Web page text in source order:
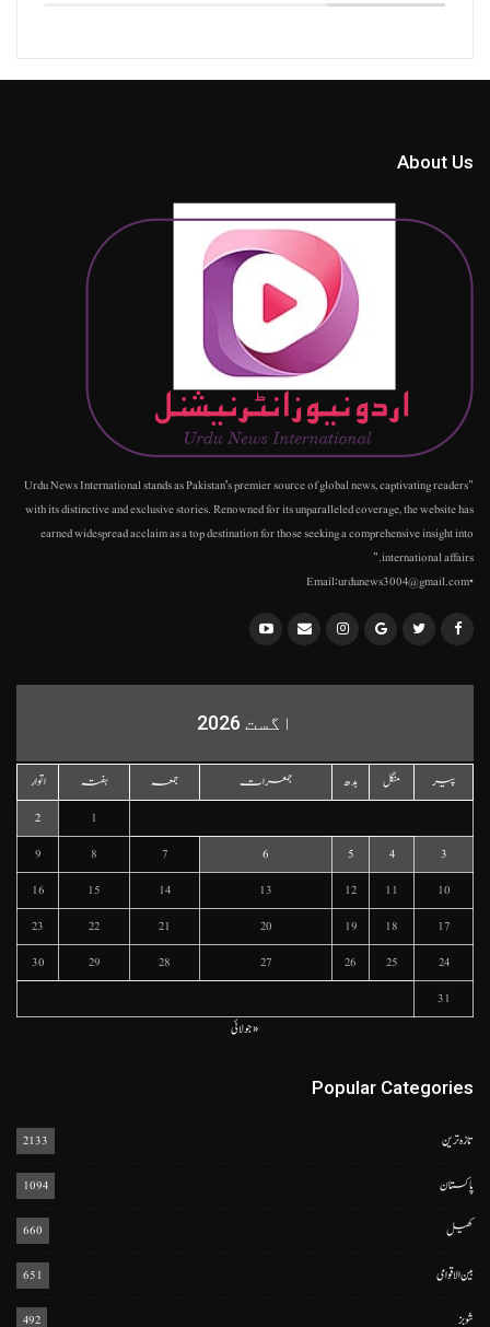
About Us
"Urdu News International stands as Pakistan's premier source of global news, captivating readers
with its distinctive and exclusive stories. Renowned for its unparalleled coverage, the website has
earned widespread acclaim as a top destination for those seeking a comprehensive insight into
international affairs."
•Email:urdunews3004@gmail.com
اگست 2026
پیر منگل بدھ جمعرات جمعہ ہفتہ
اتوار
1
2
3
4
5
6
7
8
9
10
11
12
13
14
15
16
17
18
19
20
21
22
23
24
25
26
27
28
29
30
31
« جولائی
Popular Categories
تازہ ترین 2133
پاکستان 1094
کھیل 660
بین الاقوامی 651
شوبز 492